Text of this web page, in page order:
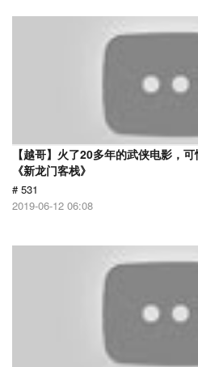
【越哥】火了20多年的武侠电影，
《新龙门客栈》
# 531
2019-06-12 06:08